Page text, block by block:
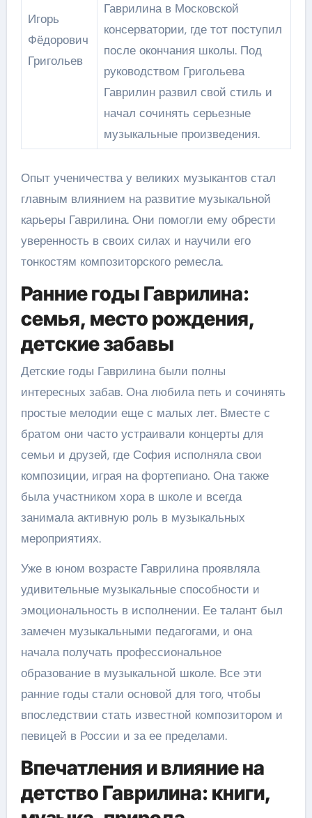
Игорь
Фёдорович
Григольев
Гаврилина в Московской
консерватории, где тот поступил
после окончания школы. Под
руководством Григольева
Гаврилин развил свой стиль и
начал сочинять серьезные
музыкальные произведения.
Опыт ученичества у великих музыкантов стал
главным влиянием на развитие музыкальной
карьеры Гаврилина. Они помогли ему обрести
уверенность в своих силах и научили его
тонкостям композиторского ремесла.
Ранние годы Гаврилина:
семья, место рождения,
детские забавы
Детские годы Гаврилина были полны
интересных забав. Она любила петь и сочинять
простые мелодии еще с малых лет. Вместе с
братом они часто устраивали концерты для
семьи и друзей, где София исполняла свои
композиции, играя на фортепиано. Она также
была участником хора в школе и всегда
занимала активную роль в музыкальных
мероприятиях.
Уже в юном возрасте Гаврилина проявляла
удивительные музыкальные способности и
эмоциональность в исполнении. Ее талант был
замечен музыкальными педагогами, и она
начала получать профессиональное
образование в музыкальной школе. Все эти
ранние годы стали основой для того, чтобы
впоследствии стать известной композитором и
певицей в России и за ее пределами.
Впечатления и влияние на
детство Гаврилина: книги,